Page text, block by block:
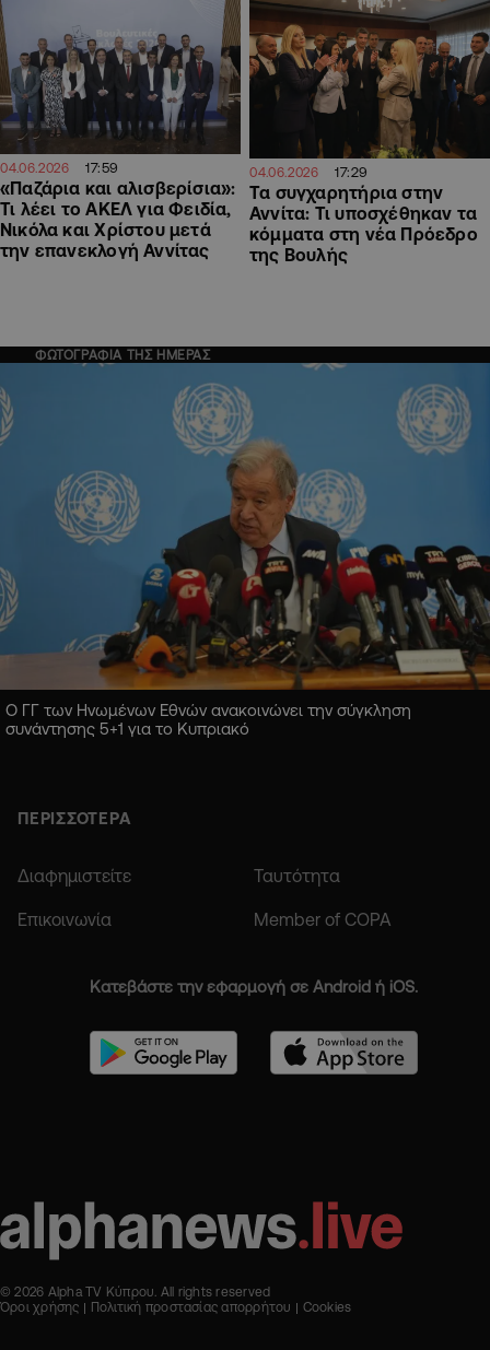
04.06.2026 17:59
«Παζάρια και αλισβερίσια»:
Τι λέει το ΑΚΕΛ για Φειδία,
Νικόλα και Χρίστου μετά
την επανεκλογή Αννίτας
04.06.2026 17:29
Τα συγχαρητήρια στην
Αννίτα: Τι υποσχέθηκαν τα
κόμματα στη νέα Πρόεδρο
της Βουλής
ΦΩΤΟΓΡΑΦΙΑ ΤΗΣ ΗΜΕΡΑΣ
Ο ΓΓ των Ηνωμένων Εθνών ανακοινώνει την σύγκληση
συνάντησης 5+1 για το Κυπριακό
ΠΕΡΙΣΣΟΤΕΡΑ
Διαφημιστείτε Ταυτότητα
Επικοινωνία Member of COPA
Κατεβάστε την εφαρμογή σε Android ή iOS.
© 2026 Alpha TV Κύπρου. All rights reserved
Όροι χρήσης
Πολιτική προστασίας απορρήτου Cookies